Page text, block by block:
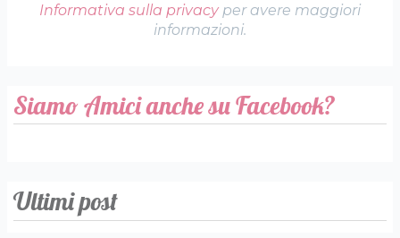
Informativa sulla privacyper avere maggiori
informazioni.
Siamo Amici anche su Facebook?
Ultimi post